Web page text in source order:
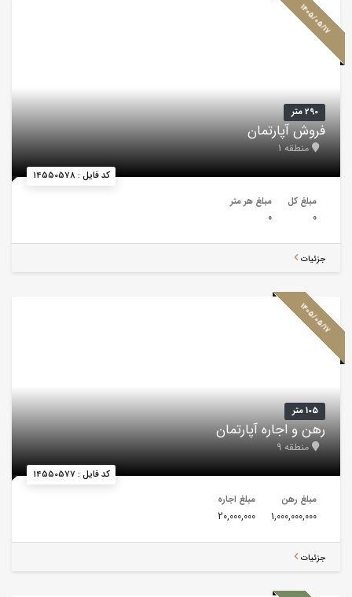
1405/05/17
کد فایل : 14550578
290 متر
فروش آپارتمان
منطقه 1
مبلغ کل
0
مبلغ هر متر
0
جزئیات
1405/05/17
کد فایل : 14550577
105 متر
رهن و اجاره آپارتمان
منطقه 9
مبلغ رهن
1,000,000,000
مبلغ اجاره
20,000,000
جزئیات